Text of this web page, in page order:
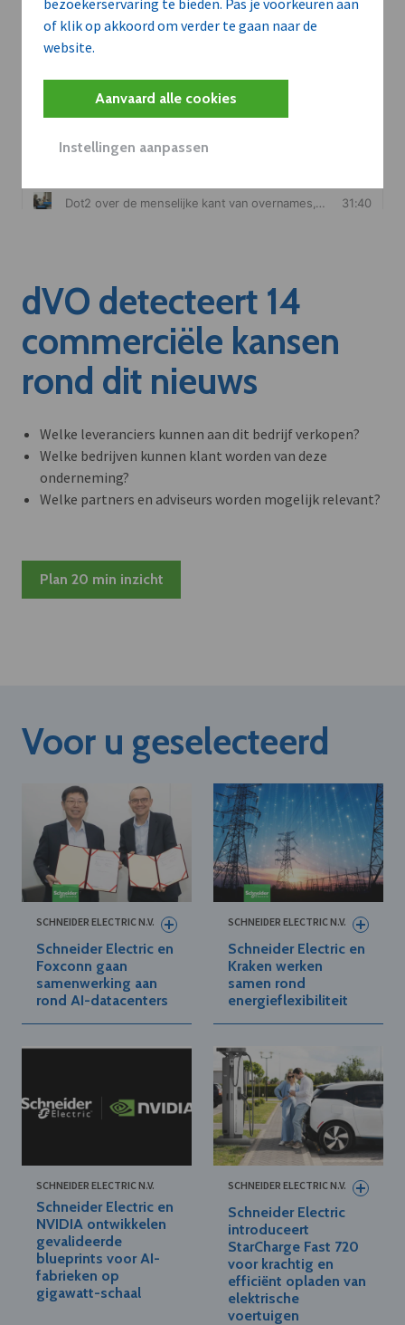
of klik op akkoord om verder te gaan naar de
website.
Aanvaard alle cookies
Instellingen aanpassen
dVO detecteert 14
commerciële kansen
rond dit nieuws
Welke leveranciers kunnen aan dit bedrijf verkopen?
Welke bedrijven kunnen klant worden van deze
onderneming?
Welke partners en adviseurs worden mogelijk relevant?
Plan 20 min inzicht
Voor u geselecteerd
SCHNEIDER ELECTRIC N.V.
Schneider Electric en
Foxconn gaan
samenwerking aan
rond AI-datacenters
SCHNEIDER ELECTRIC N.V.
Schneider Electric en
Kraken werken
samen rond
energieflexibiliteit
SCHNEIDER ELECTRIC N.V.
Schneider Electric en
NVIDIA ontwikkelen
gevalideerde
blueprints voor AI-
fabrieken op
gigawatt-schaal
SCHNEIDER ELECTRIC N.V.
Schneider Electric
introduceert
StarCharge Fast 720
voor krachtig en
efficiënt opladen van
elektrische
voertuigen